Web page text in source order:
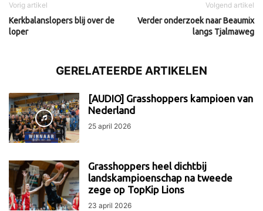
Vorig artikel
Kerkbalanslopers blij over de
loper
Volgend artikel
Verder onderzoek naar Beaumix
langs Tjalmaweg
GERELATEERDE ARTIKELEN
[AUDIO] Grasshoppers kampioen van
Nederland
25 april 2026
Grasshoppers heel dichtbij
landskampioenschap na tweede
zege op TopKip Lions
23 april 2026